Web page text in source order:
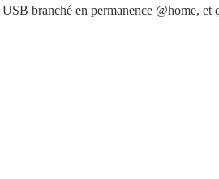
branché en permanence @home, et